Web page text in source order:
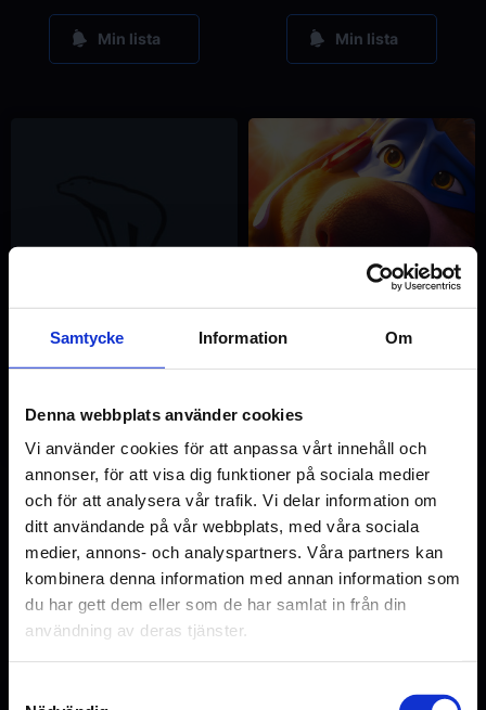
Samtycke Information Om
Denna webbplats använder cookies
Vi använder cookies för att anpassa vårt innehåll och
annonser, för att visa dig funktioner på sociala medier
och för att analysera vår trafik. Vi delar information om
ditt användande på vår webbplats, med våra sociala
medier, annons- och analyspartners. Våra partners kan
kombinera denna information med annan information som
du har gett dem eller som de har samlat in från din
användning av deras tjänster.
Min lista Min lista
11 september
Monsterfabriken
Min lista
11 september
Superhunden Charlie
Min lista